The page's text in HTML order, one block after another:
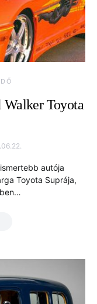
Walker Toyota
autója
Toyota Suprája,